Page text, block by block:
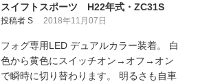
スイフトスポーツ H22年式・ZC31S
投稿者 S 2018年11月07日
フォグ専用LED デュアルカラー装着。 白
色から黄色にスイッチオン→オフ→オン
で瞬時に切り替わります。 明るさも自車